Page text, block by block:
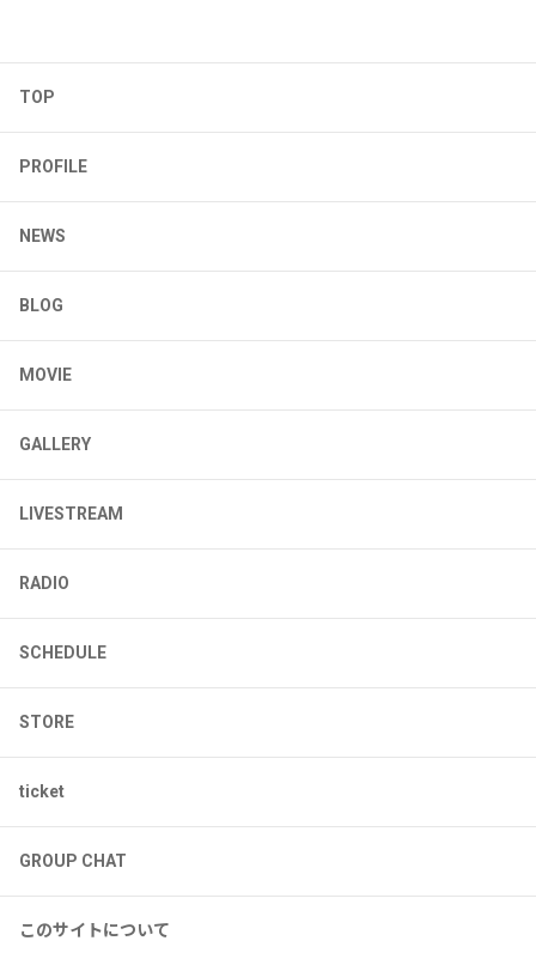
TOP
PROFILE
NEWS
BLOG
MOVIE
GALLERY
LIVESTREAM
RADIO
SCHEDULE
STORE
ticket
GROUP CHAT
このサイトについて